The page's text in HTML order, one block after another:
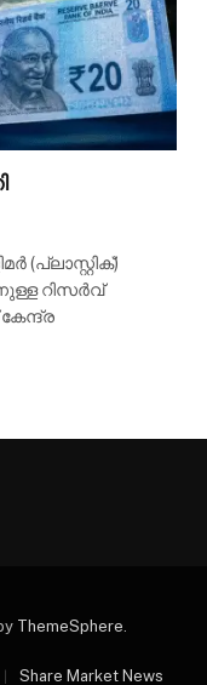
റിസർവ്
ThemeSphere
Share Market News